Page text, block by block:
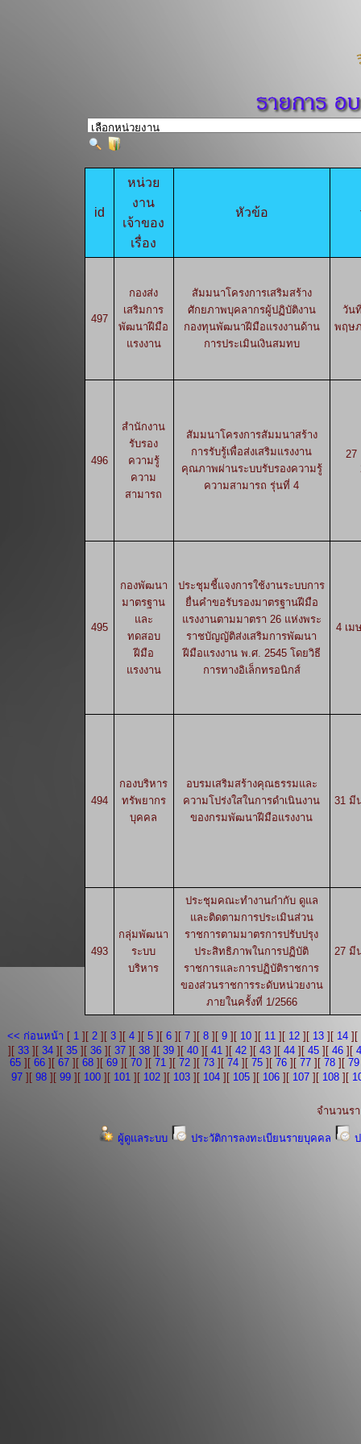
id
หน่วย
งาน
เจ้าของ
เรื่อง
หัวข้อ
497
กองส่ง
เสริมการ
พัฒนาฝีมือ
แรงงาน
สัมมนาโครงการเสริมสร้าง
ศักยภาพบุคลากรผู้ปฏิบัติงาน
กองทุนพัฒนาฝีมือแรงงานด้าน
การประเมินเงินสมทบ
วัน
พฤษ
496
สำนักงาน
รับรอง
ความรู้
ความ
สามารถ
สัมมนาโครงการสัมมนาสร้าง
การรับรู้เพื่อส่งเสริมแรงงาน
คุณภาพผ่านระบบรับรองความรู้
ความสามารถ รุ่นที่ 4
27
495
กองพัฒนา
มาตรฐาน
และ
ทดสอบ
ฝีมือ
แรงงาน
ประชุมชี้แจงการใช้งานระบบการ
ยื่นคำขอรับรองมาตรฐานฝีมือ
แรงงานตามมาตรา 26 แห่งพระ
ราชบัญญัติส่งเสริมการพัฒนา
ฝีมือแรงงาน พ.ศ. 2545 โดยวิธี
การทางอิเล็กทรอนิกส์
4 เม
494
กองบริหาร
ทรัพยากร
บุคคล
อบรมเสริมสร้างคุณธรรมและ
ความโปร่งใสในการดำเนินงาน
ของกรมพัฒนาฝีมือแรงงาน
31 มี
493
กลุ่มพัฒนา
ระบบ
บริหาร
ประชุมคณะทำงานกำกับ ดูแล
และติดตามการประเมินส่วน
ราชการตามมาตรการปรับปรุง
ประสิทธิภาพในการปฏิบัติ
ราชการและการปฏิบัติราชการ
ของส่วนราชการระดับหน่วยงาน
ภายในครั้งที่ 1/2566
27 มี
<< ก่อนหน้า [ 1][ 2][ 3][ 4][ 5][ 6][ 7][ 8][ 9][ 10][ 11][ 12][ 13][ 14][
][ 33 ][ 34 ][ 35 ][ 36 ][ 37 ][ 38 ][ 39 ][ 40 ][ 41 ][ 42 ][ 43 ][ 44 ][ 45 ][ 46 ][
65 ][ 66 ][ 67 ][ 68 ][ 69 ][ 70 ][ 71 ][ 72 ][ 73 ][ 74 ][ 75 ][ 76 ][ 77 ][ 78 ][ 79
97][ 98][ 99][ 100][ 101][ 102][ 103][ 104][ 105][ 106][ 107][ 108][
จำนวนร
ผู้ดูแลระบบ ประวัติการลงทะเบียนรายบุคคล